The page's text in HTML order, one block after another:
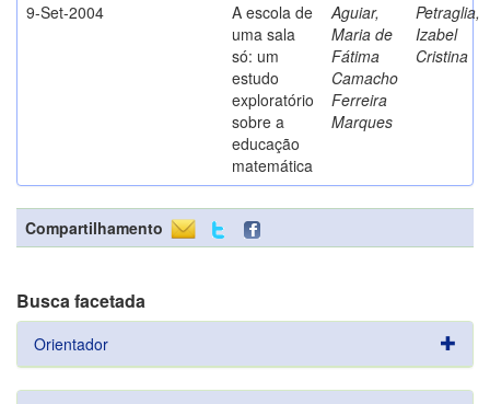
9-Set-2004
A escola de
uma sala
só: um
estudo
exploratório
sobre a
educação
matemática
Aguiar,
Maria de
Fátima
Camacho
Ferreira
Marques
Petraglia,
Izabel
Cristina
Compartilhamento
Busca facetada
Orientador